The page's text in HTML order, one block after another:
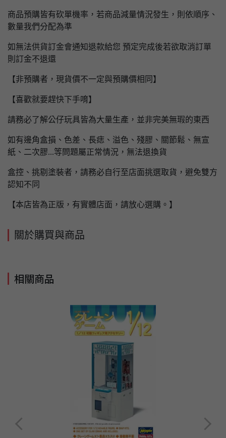
商品預購皆有砍單機率，若商品減量情況發生，則依順序、
數量我們分配為準
如無法供貨訂金會通知退款給您 預定完成後若欲取消訂單
則訂金不退還
【非預購者，現貨價不一定與預購價相同】
【喜歡就要趕快下手唷】
請務必了解公仔玩具皆為大量生產，並非完美無瑕的東西
如有邊角盒損、色差、長痣、溢色、殘膠、關節鬆、無宣
紙、二次膠...等問題屬正常情況，無法退換貨
盒控、挑剔塗裝者，請務必自行至店面挑選取貨，避免雙方
認知不同
【本店皆為正版，有實體店面，請放心選購。】
關於購買與商品
相關商品